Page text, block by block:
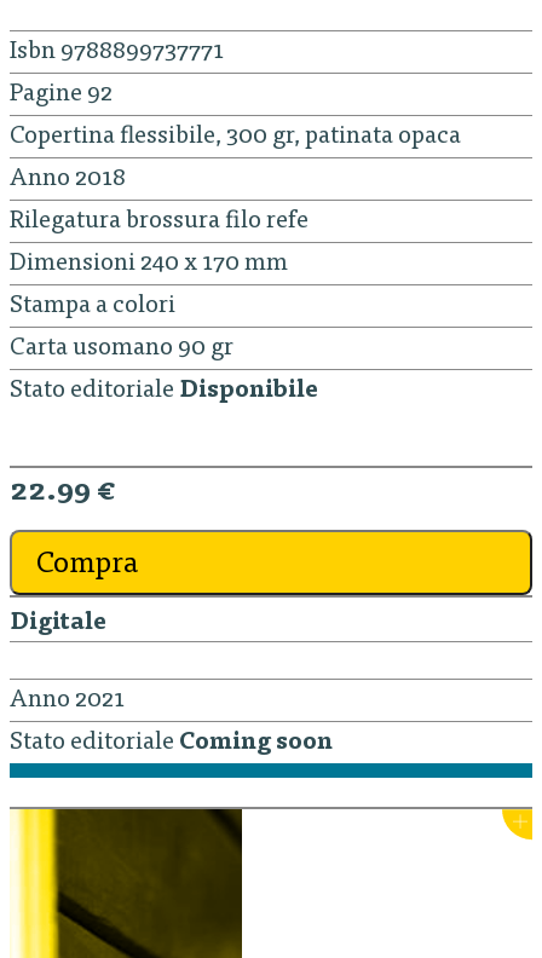
Isbn 9788899737771
Pagine 92
Copertina flessibile, 300 gr, patinata opaca
Anno 2018
Rilegatura brossura filo refe
Dimensioni 240 x 170 mm
Stampa a colori
Carta usomano 90 gr
Stato editoriale Disponibile
22.99 €
Compra
Digitale
Anno 2021
Stato editoriale Coming soon